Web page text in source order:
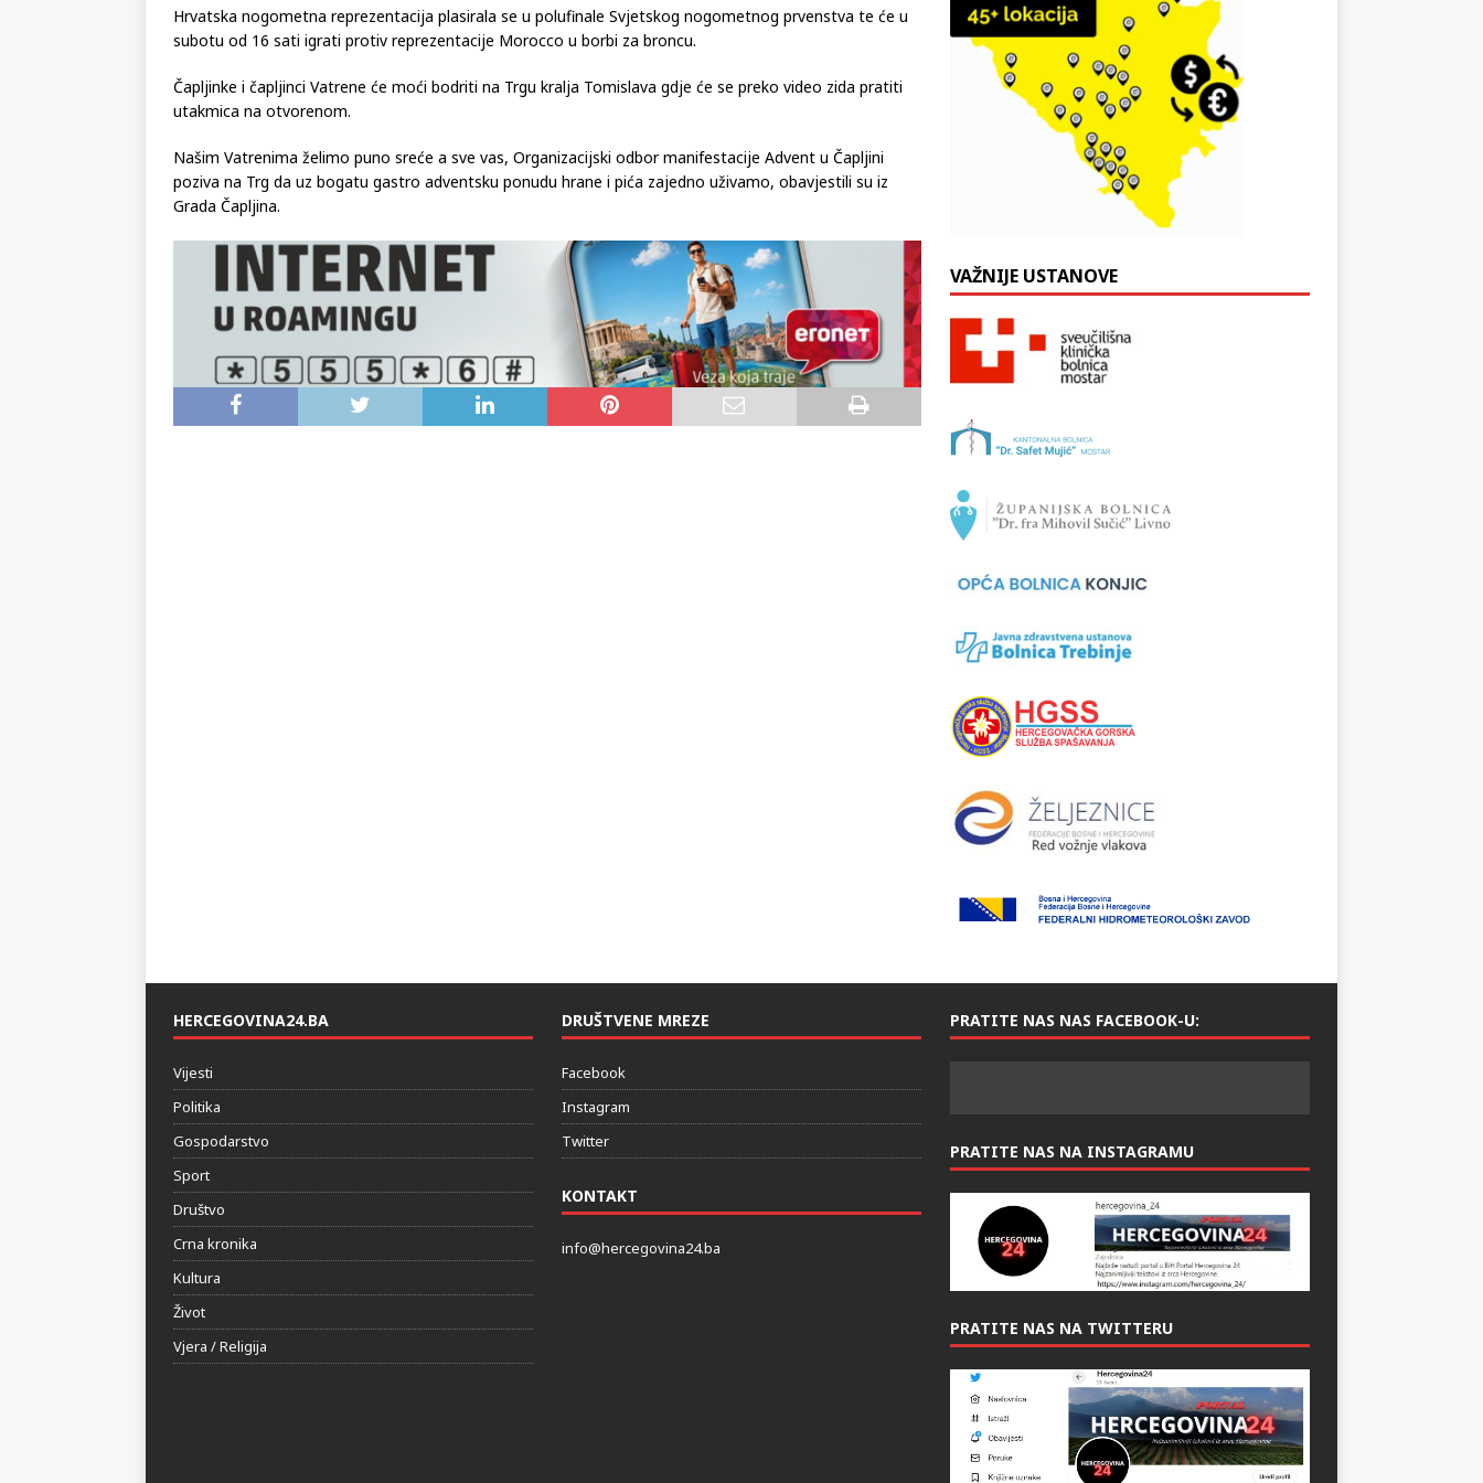
Hrvatska nogometna reprezentacija plasirala se u polufinale Svjetskog nogometnog prvenstva te će u
subotu od 16 sati igrati protiv reprezentacije Morocco u borbi za broncu.
Čapljinke i čapljinci Vatrene će moći bodriti na Trgu kralja Tomislava gdje će se preko video zida pratiti
utakmica na otvorenom.
Našim Vatrenima želimo puno sreće a sve vas, Organizacijski odbor manifestacije Advent u Čapljini
poziva na Trg da uz bogatu gastro adventsku ponudu hrane i pića zajedno uživamo, obavjestili su iz
Grada Čapljina.
VAŽNIJE USTANOVE
HERCEGOVINA24.BA
Vijesti
Politika
Gospodarstvo
Sport
Društvo
Crna kronika
Kultura
Život
Vjera / Religija
DRUŠTVENE MREZE
Facebook
Instagram
Twitter
KONTAKT
info@hercegovina24.ba
PRATITE NAS NAS FACEBOOK-U:
PRATITE NAS NA INSTAGRAMU
PRATITE NAS NA TWITTERU